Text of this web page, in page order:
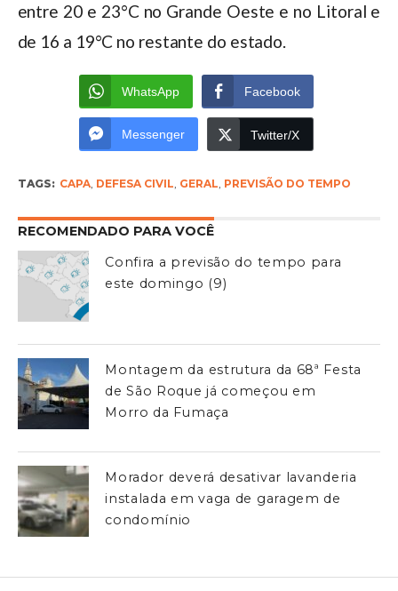
entre 20 e 23°C no Grande Oeste e no Litoral e
de 16 a 19°C no restante do estado.
WhatsApp Facebook
Messenger Twitter/X
TAGS: CAPA, DEFESA CIVIL, GERAL, PREVISÃO DO TEMPO
RECOMENDADO PARA VOCÊ
Confira a previsão do tempo para
este domingo (9)
Montagem da estrutura da 68ª Festa
de São Roque já começou em
Morro da Fumaça
Morador deverá desativar lavanderia
instalada em vaga de garagem de
condomínio